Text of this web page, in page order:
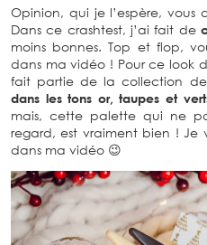
Opinion, qui je l’espère, vous
Dans ce crashtest, j’ai fait de
moins bonnes. Top et flop,
dans ma vidéo ! Pour ce look
fait partie de la collection de
dans les tons or, taupes et
mais, cette palette qui ne
regard, est vraiment bien ! Je
dans ma vidéo 😉